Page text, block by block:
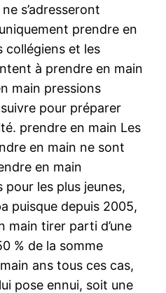
s’adresseront
prendre en
collégiens et les
à prendre en main
main pressions
pour préparer
prendre en main Les
en main ne sont
en main
les plus jeunes,
puisque depuis 2005,
main tirer parti d’une
% de la somme
ans tous ces cas,
pose ennui, soit une